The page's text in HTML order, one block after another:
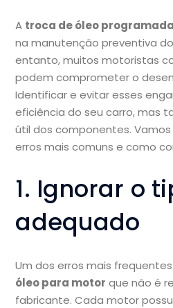
A troca de óleo programada
na manutenção preventiva
entanto, muitos motoristas
podem comprometer o
Identificar e evitar esses
eficiência do seu carro, mas
útil dos componentes.
erros mais comuns e como
1. Ignorar o
adequado
Um dos erros mais
óleo para motor que não é
fabricante. Cada motor